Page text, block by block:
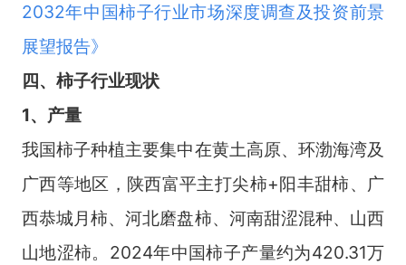
2032年中国柿子行业市场深度调查及投资前景
展望报告》
四、柿子行业现状
1、产量
我国柿子种植主要集中在黄土高原、环渤海湾及
广西等地区，陕西富平主打尖柿+阳丰甜柿、广
西恭城月柿、河北磨盘柿、河南甜涩混种、山西
山地涩柿。2024年中国柿子产量约为420.31万